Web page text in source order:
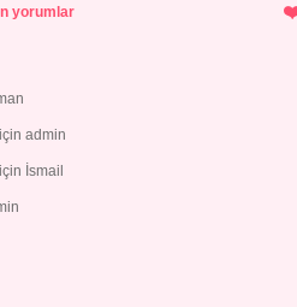
yorumlar
için admin
için İsmail